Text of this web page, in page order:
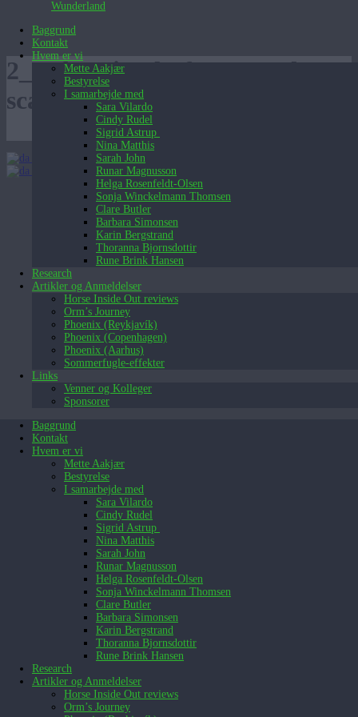
Wunderland
Baggrund
Kontakt
Hvem er vi
Mette Aakjær
Bestyrelse
I samarbejde med
Sara Vilardo
Cindy Rudel
Sigrid Astrup
Nina Matthis
Sarah John
Runar Magnusson
Helga Rosenfeldt-Olsen
Sonja Winckelmann Thomsen
Clare Butler
Barbara Simonsen
Karin Bergstrand
Thoranna Bjornsdottir
Rune Brink Hansen
Research
Artikler og Anmeldelser
Horse Inside Out reviews
Orm’s Journey
Phoenix (Reykjavík)
Phoenix (Copenhagen)
Phoenix (Aarhus)
Sommerfugle-effekter
Links
Venner og Kolleger
Sponsorer
Baggrund
Kontakt
Hvem er vi
Mette Aakjær
Bestyrelse
I samarbejde med
Sara Vilardo
Cindy Rudel
Sigrid Astrup
Nina Matthis
Sarah John
Runar Magnusson
Helga Rosenfeldt-Olsen
Sonja Winckelmann Thomsen
Clare Butler
Barbara Simonsen
Karin Bergstrand
Thoranna Bjornsdottir
Rune Brink Hansen
Research
Artikler og Anmeldelser
Horse Inside Out reviews
Orm’s Journey
2_Soft-animal-of-Our-Body-
scaled-1200×797-1
English (UK)